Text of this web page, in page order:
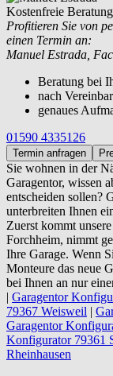
Kostenfreie Beratung
Profitieren Sie von
einen Termin an:
Manuel Estrada,
Beratung bei
nach
genaues
01590 4335126
Termin anfragen
Sie wohnen in der
Garagentor, wissen
entscheiden sollen?
unterbreiten Ihnen
Zuerst kommt
Forchheim, nimmt
Ihre Garage. Wenn
Monteure das neue
bei Ihnen an nur
| Garagentor
79367 Weisweil |
Garagentor
Konfigurator 79361
Rheinhausen